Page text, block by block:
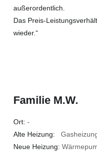
außerordentlich.
Das Preis-
wieder.“
Familie M.W.
Ort: -
Alte Heizung:
Neue Heizung: